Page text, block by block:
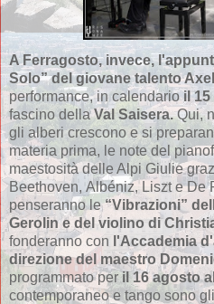
A Ferragosto, invece,
Solo” del giovane talento
performance, in calendarioil 15
fascino dellaVal Saisera.Qui,
gli alberi crescono e si
materia prima, le note del
maestosità delle Alpi Giulie
Beethoven, Albéniz, Liszt e De
penseranno le“Vibrazioni”
Gerolin e del violino di
fonderanno con l'Accademia
direzione del maestro
programmato per il 16 agosto
contemporaneo e tango sono